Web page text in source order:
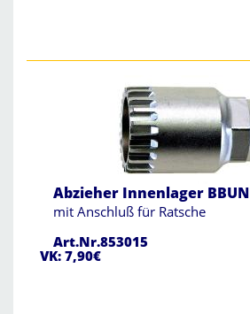
Abzieher Innenlager BBUN
mit Anschluß für Ratsche
Art.Nr.853015
VK: 7,90€